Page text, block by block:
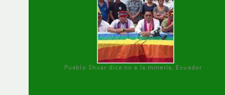
Pueblo Shuar dice no a la minería, Ecuador